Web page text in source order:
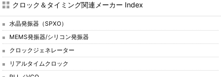
クロック＆タイミング関連メーカー Index
水晶発振器（SPXO）
MEMS発振器/シリコン発振器
クロックジェネレーター
リアルタイムクロック